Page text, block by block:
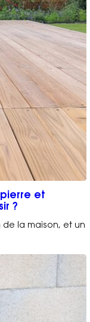
pierre et
?
de la maison, et un